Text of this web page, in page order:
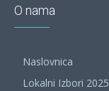
O nama
Naslovnica
Lokalni Izbori 2025